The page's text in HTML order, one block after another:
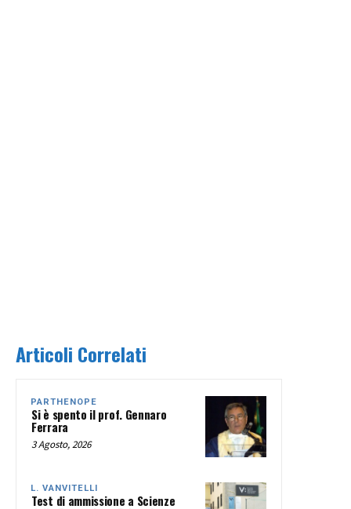
Articoli Correlati
PARTHENOPE
Si è spento il prof. Gennaro
Ferrara
3 Agosto, 2026
L. VANVITELLI
Test di ammissione a Scienze